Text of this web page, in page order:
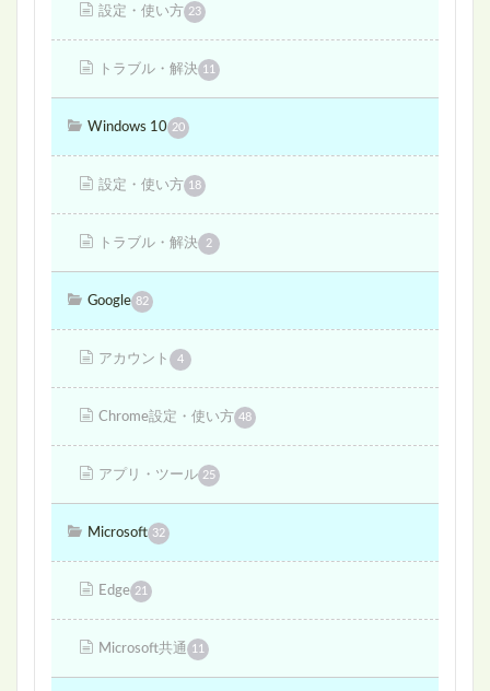
設定・使い方 23
トラブル・解決 11
Windows 10 20
設定・使い方 18
トラブル・解決 2
Google 82
アカウント 4
Chrome設定・使い方 48
アプリ・ツール 25
Microsoft 32
Edge 21
Microsoft共通 11